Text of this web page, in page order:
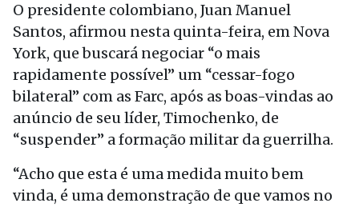
O presidente colombiano, Juan Manuel
Santos, afirmou nesta quinta-feira, em Nova
York, que buscará negociar “o mais
rapidamente possível” um “cessar-fogo
bilateral” com as Farc, após as boas-vindas ao
anúncio de seu líder, Timochenko, de
“suspender” a formação militar da guerrilha.
“Acho que esta é uma medida muito bem
vinda, é uma demonstração de que vamos no